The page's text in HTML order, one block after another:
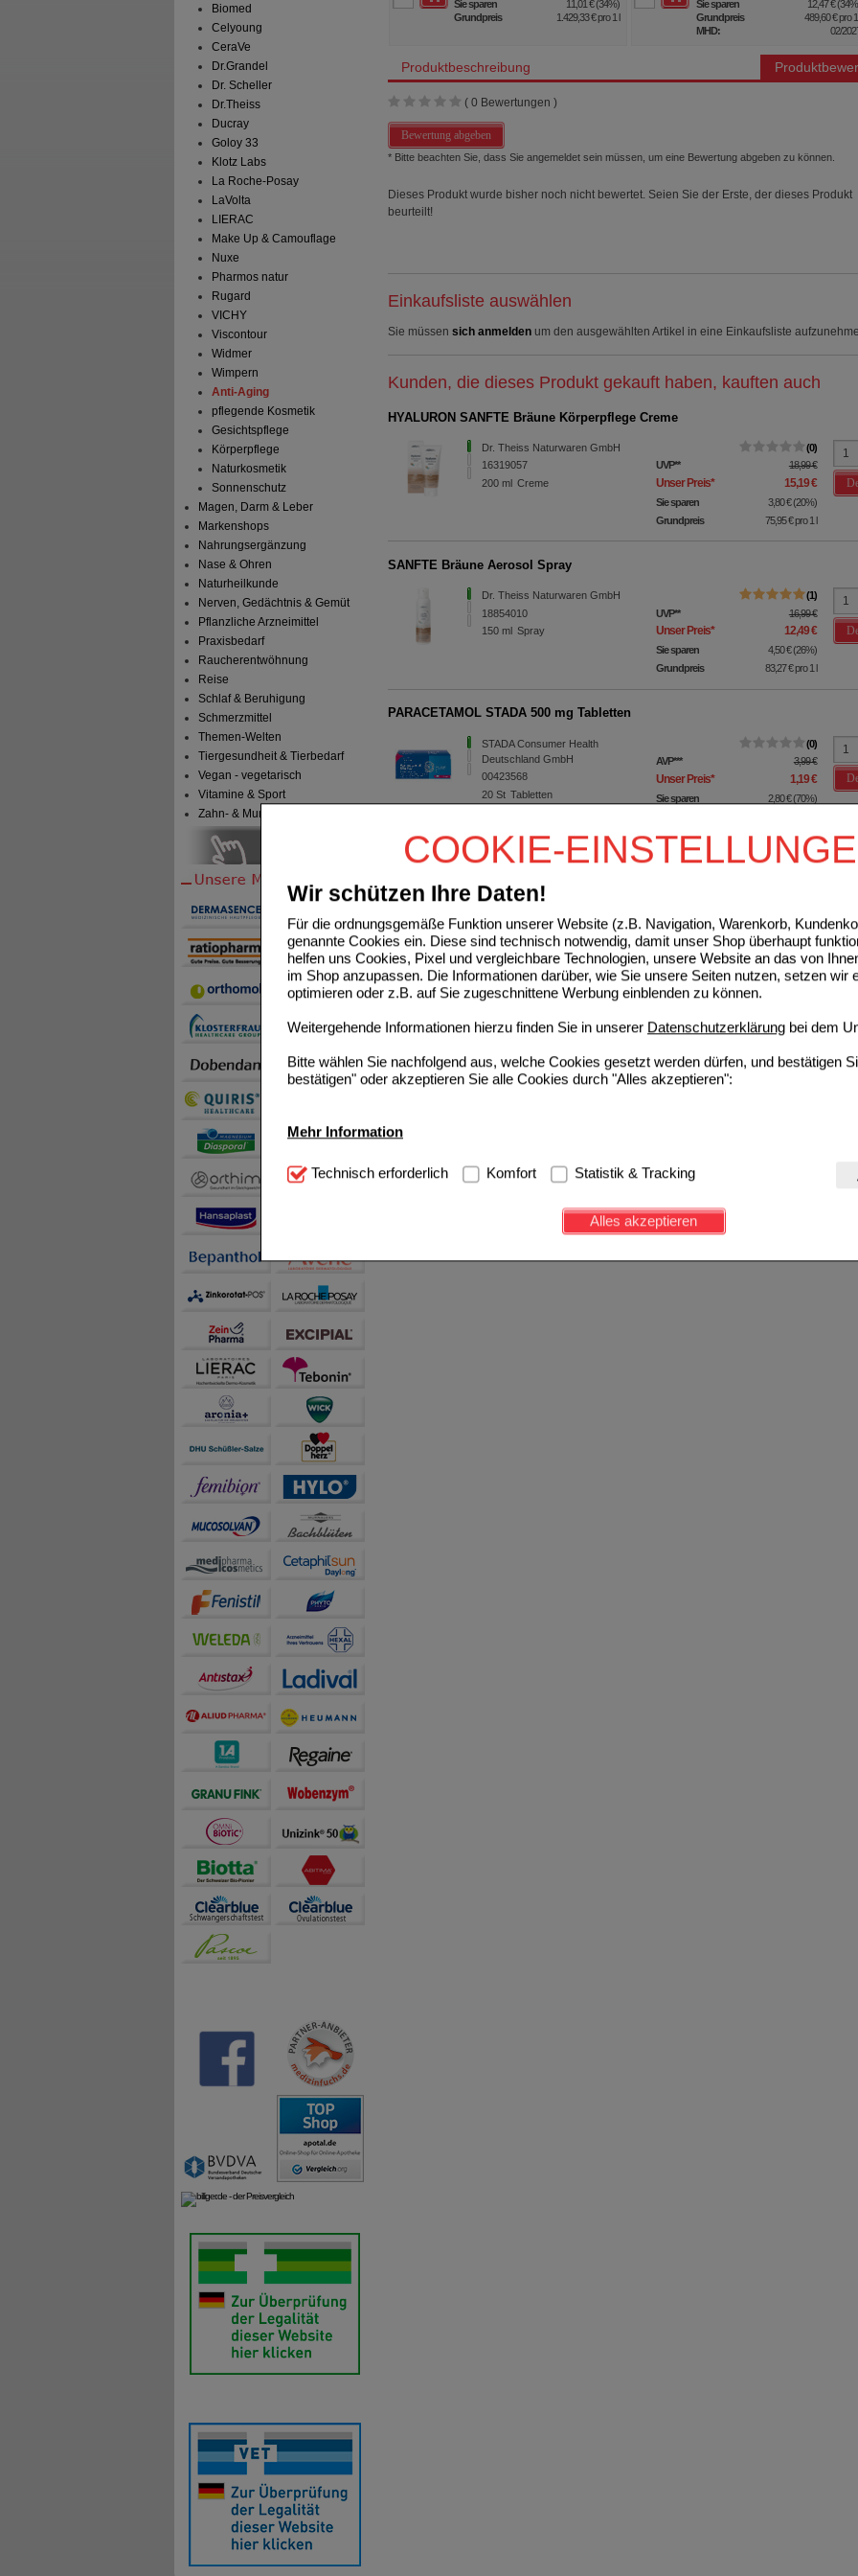
COOKIE-
Wir schützen Ihre Daten!
Für die ordnungsgemäße Funktion unserer Website (z.B. Navigation, Warenkorb,
genannte Cookies ein. Diese sind technisch notwendig, damit unser Shop überhaupt
helfen uns Cookies, Pixel und vergleichbare Technologien, unsere Website an das von
im Shop anzupassen. Die Informationen darüber, wie Sie unsere Seiten nutzen, setzen wir
optimieren oder z.B. auf Sie zugeschnittene Werbung einblenden zu können.
Weitergehende Informationen hierzu finden Sie in unserer Datenschutzerklärung bei dem
Bitte wählen Sie nachfolgend aus, welche Cookies gesetzt werden dürfen, und bestätigen
bestätigen" oder akzeptieren Sie alle Cookies durch "Alles akzeptieren":
Mehr Information
Technisch Notwendig: Hierbei handelt es sich um Cookies, die für die Grundfunktionen
notwendig sind (z.B. Navigation, Warenkorb, Kundenkonto), weshalb auf diese nicht
Diese Cookies werden genutzt um das Einkaufserlebnis noch ansprechender zu
beispielsweise für die Wiedererkennung des Besuchers oder unsere Seite an bevorzugte
Inhalte anzuzeigen und unser Partnerprogramm zu betreiben.
Statistik & Tracking:
auch die Werbung auf Drittseiten möglichst relevant für Sie zu gestalten. Bitte beachten Sie,
teilweise an Dritte wie z.B. Google oder soziale Medien übertragen werden.
Technisch erforderlich Komfort Statistik & Tracking
Alles akzeptieren
Biomed
Celyoung
CeraVe
Dr.Grandel
Dr. Scheller
Dr.Theiss
Ducray
Goloy 33
Klotz Labs
La Roche-Posay
LaVolta
LIERAC
Make Up & Camouflage
Nuxe
Pharmos natur
Rugard
VICHY
Viscontour
Widmer
Wimpern
Anti-Aging
pflegende Kosmetik
Gesichtspflege
Körperpflege
Naturkosmetik
Sonnenschutz
Magen, Darm & Leber
Markenshops
Nahrungsergänzung
Nase & Ohren
Naturheilkunde
Nerven, Gedächtnis & Gemüt
Pflanzliche Arzneimittel
Praxisbedarf
Raucherentwöhnung
Reise
Schlaf & Beruhigung
Schmerzmittel
Themen-Welten
Tiergesundheit & Tierbedarf
Vegan - vegetarisch
Vitamine & Sport
Zahn- & Mundpflege
Sie sparen Sie sparen 11,01 €(34%)
Grundpreis
1.429,33 €pro 1 l
Sie sparen 12,47 €(34%
Grundpreis
489,60 €pro
MHD:
02/
Produktbeschreibung
( 0 Bewertungen )
Bewertung abgeben
* Bitte beachten Sie, dass Sie angemeldet sein müssen, um eine Bewertung abgeben zu können.
Dieses Produkt wurde bisher noch nicht bewertet. Seien Sie der Erste, der dieses Produkt
beurteilt!
Einkaufsliste auswählen
Sie müssen sich anmelden um den ausgewählten Artikel in eine Einkaufsliste
Kunden, die dieses Produkt gekauft haben, kauften auch
HYALURON SANFTE Bräune Körperpflege Creme
Dr. Theiss Naturwaren GmbH
16319057
200 ml Creme
0
UVP** 18,99 €
Unser Preis* 15,19 €
Sie sparen 3,80 €(20%)
Grundpreis
75,95 €pro 1 l
SANFTE Bräune Aerosol Spray
Dr. Theiss Naturwaren GmbH
18854010
150 ml Spray
1
UVP** 16,99 €
Unser Preis* 12,49 €
Sie sparen 4,50 €(26%)
Grundpreis
83,27 €pro 1 l
PARACETAMOL STADA 500 mg Tabletten
STADA Consumer Health
Deutschland GmbH
00423568
20St Tabletten
0
AVP*** 3,99 €
Unser Preis* 1,19 €
Sie sparen 2,80 €(70%)